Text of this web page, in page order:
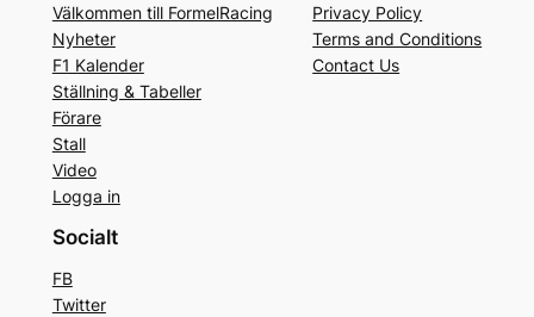
Välkommen till FormelRacing
Nyheter
F1 Kalender
Ställning & Tabeller
Förare
Stall
Video
Logga in
Privacy Policy
Terms and Conditions
Contact Us
Socialt
FB
Twitter